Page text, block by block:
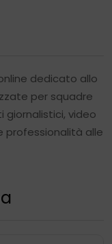
dedicato allo
per squadre
video
professionalità alle